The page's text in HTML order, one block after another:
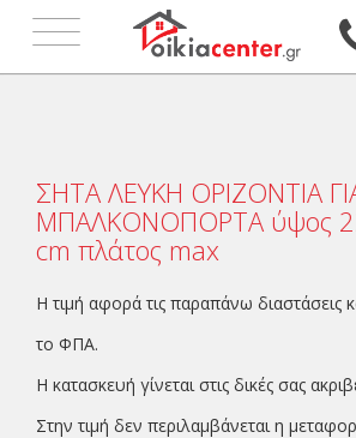
Toggle
navigation
ΣΗΤΑ ΛΕΥΚΗ ΟΡΙΖΟΝΤΙΑ
ΜΠΑΛΚΟΝΟΠΟΡΤΑ ύψος
cm πλάτος max
Η τιμή αφορά τις παραπάνω διαστάσεις
το ΦΠΑ.
Η κατασκευή γίνεται στις δικές σας
Στην τιμή δεν περιλαμβάνεται η